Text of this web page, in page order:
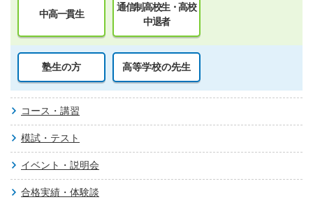
中高一貫生
通信制高校生・高校
中退者
塾生の方 高等学校の先生
コース・講習
模試・テスト
イベント・説明会
合格実績・体験談